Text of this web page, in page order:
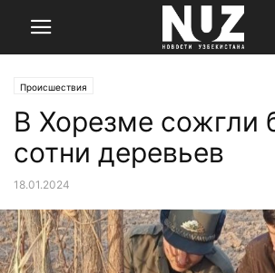
Происшествия
В Хорезме сожгли
сотни деревьев
18.01.2024